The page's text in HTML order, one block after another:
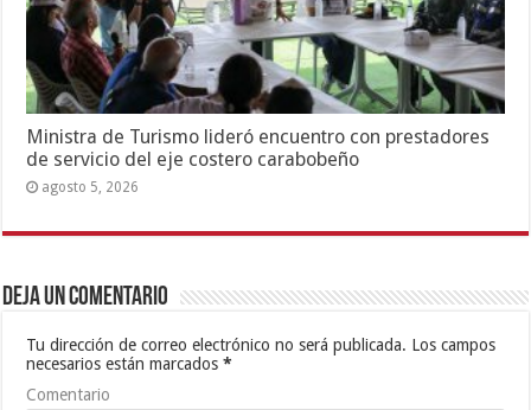
Ministra de Turismo lideró encuentro con prestadores
de servicio del eje costero carabobeño
agosto 5, 2026
Deja un comentario
Tu dirección de correo electrónico no será publicada. Los campos
necesarios están marcados*
Comentario